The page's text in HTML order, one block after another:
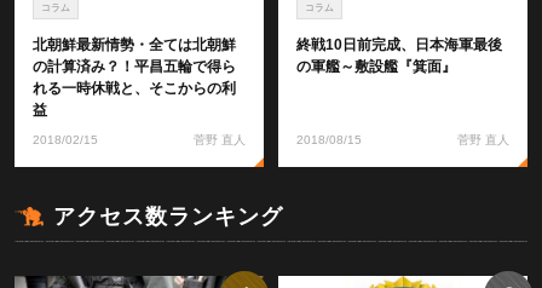
コラム
北朝鮮最新情勢・全ては北朝鮮
の計算済み？！平昌五輪で得ら
れる一時休戦と、そこからの利
益
2018/02/15 菅野 直人
コラム
終戦10日前完成、日本海軍最後
の軍艦～敷設艦『箕面』
2018/08/15 菅野 直人
アクセス数ランキング